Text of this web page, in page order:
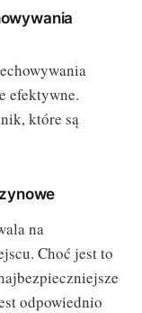
efektywne.
które są
na
Choć jest to
odpowiednio